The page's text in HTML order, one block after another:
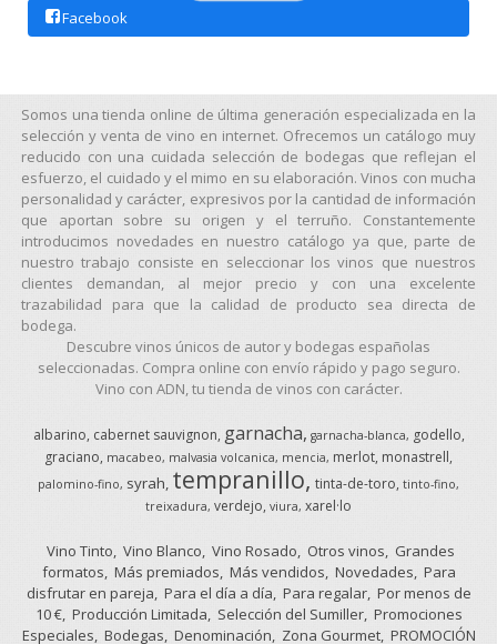
Facebook
Somos una tienda online de última generación especializada en la
selección y venta de vino en internet. Ofrecemos un catálogo muy
reducido con una cuidada selección de bodegas que reflejan el
esfuerzo, el cuidado y el mimo en su elaboración. Vinos con mucha
personalidad y carácter, expresivos por la cantidad de información
que aportan sobre su origen y el terruño. Constantemente
introducimos novedades en nuestro catálogo ya que, parte de
nuestro trabajo consiste en seleccionar los vinos que nuestros
clientes demandan, al mejor precio y con una excelente
trazabilidad para que la calidad de producto sea directa de
bodega.
Descubre vinos únicos de autor y bodegas españolas
seleccionadas. Compra online con envío rápido y pago seguro.
Vino con ADN, tu tienda de vinos con carácter.
albarino cabernet sauvignon garnacha garnacha-blanca
godello
graciano macabeo malvasia volcanica mencia merlot monastrell
palomino-fino syrah tempranillo tinta-de-toro tinto-fino
treixadura verdejo viura xarel·lo
Vino Tinto Vino Blanco Vino Rosado Otros vinos Grandes
formatos Más premiados Más vendidos Novedades Para
disfrutar en pareja Para el día a día Para regalar Por menos de
10 € Producción Limitada Selección del Sumiller Promociones
Especiales Bodegas Denominación Zona Gourmet PROMOCIÓN